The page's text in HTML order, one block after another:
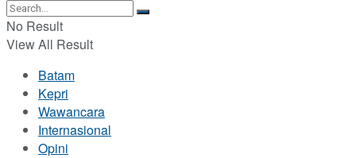
No Result
View All Result
Batam
Kepri
Wawancara
Internasional
Opini